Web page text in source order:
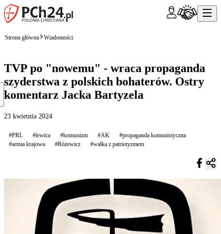
Strona główna Wiadomości
TVP po "nowemu" - wraca propaganda
szyderstwa z polskich bohaterów. Ostry
komentarz Jacka Bartyzela
23 kwietnia 2024
#PRL #lewica #komunizm #AK
#propaganda komunistyczna
#armia krajowa
#Różewicz #walka z patriotyzmem